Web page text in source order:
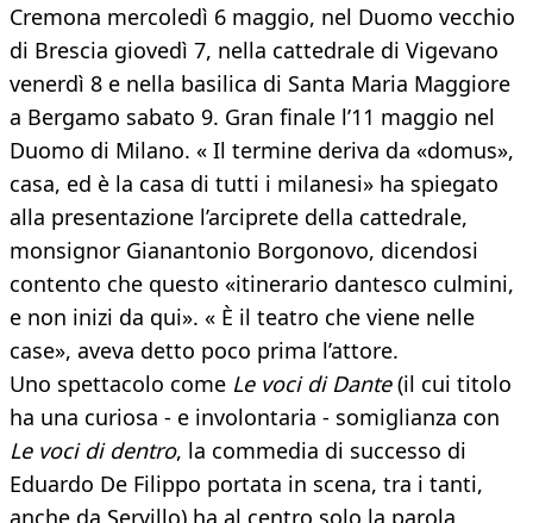
Cremona mercoledì 6 maggio, nel Duomo vecchio
di Brescia giovedì 7, nella cattedrale di Vigevano
venerdì 8 e nella basilica di Santa Maria Maggiore
a Bergamo sabato 9. Gran finale l’11 maggio nel
Duomo di Milano. « Il termine deriva da «domus»,
casa, ed è la casa di tutti i milanesi» ha spiegato
alla presentazione l’arciprete della cattedrale,
monsignor Gianantonio Borgonovo, dicendosi
contento che questo «itinerario dantesco culmini,
e non inizi da qui». « È il teatro che viene nelle
case», aveva detto poco prima l’attore.
Uno spettacolo come Le voci di Dante(il cui titolo
ha una curiosa - e involontaria - somiglianza con
Le voci di dentro, la commedia di successo di
Eduardo De Filippo portata in scena, tra i tanti,
anche da Servillo) ha al centro solo la parola,